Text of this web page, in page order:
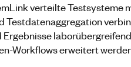
verteilte Testsysteme
Workflows erweitert